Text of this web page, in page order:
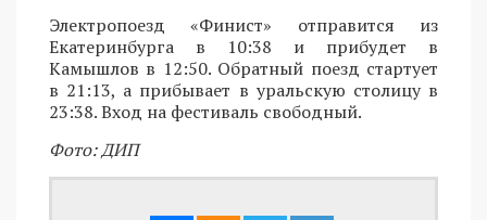
Электропоезд «Финист» отправится из
Екатеринбурга в 10:38 и прибудет в
Камышлов в 12:50. Обратный поезд стартует
в 21:13, а прибывает в уральскую столицу в
23:38. Вход на фестиваль свободный.
Фото: ДИП